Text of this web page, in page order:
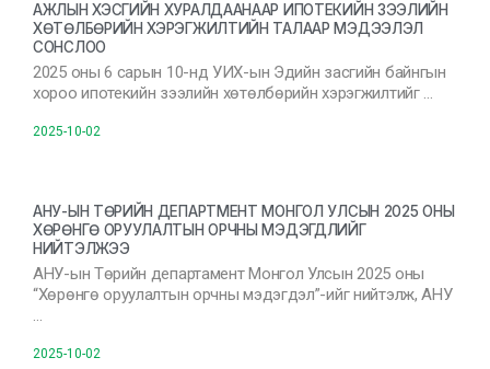
АЖЛЫН ХЭСГИЙН ХУРАЛДААНААР ИПОТЕКИЙН ЗЭЭЛИЙН
ХӨТӨЛБӨРИЙН ХЭРЭГЖИЛТИЙН ТАЛААР МЭДЭЭЛЭЛ
СОНСЛОО
2025 оны 6 сарын 10-нд УИХ-ын Эдийн засгийн байнгын
хороо ипотекийн зээлийн хөтөлбөрийн хэрэгжилтийг …
2025-10-02
АНУ-ЫН ТӨРИЙН ДЕПАРТМЕНТ МОНГОЛ УЛСЫН 2025 ОНЫ
ХӨРӨНГӨ ОРУУЛАЛТЫН ОРЧНЫ МЭДЭГДЛИЙГ
НИЙТЭЛЖЭЭ
АНУ-ын Төрийн департамент Монгол Улсын 2025 оны
“Хөрөнгө оруулалтын орчны мэдэгдэл”-ийг нийтэлж, АНУ
…
2025-10-02